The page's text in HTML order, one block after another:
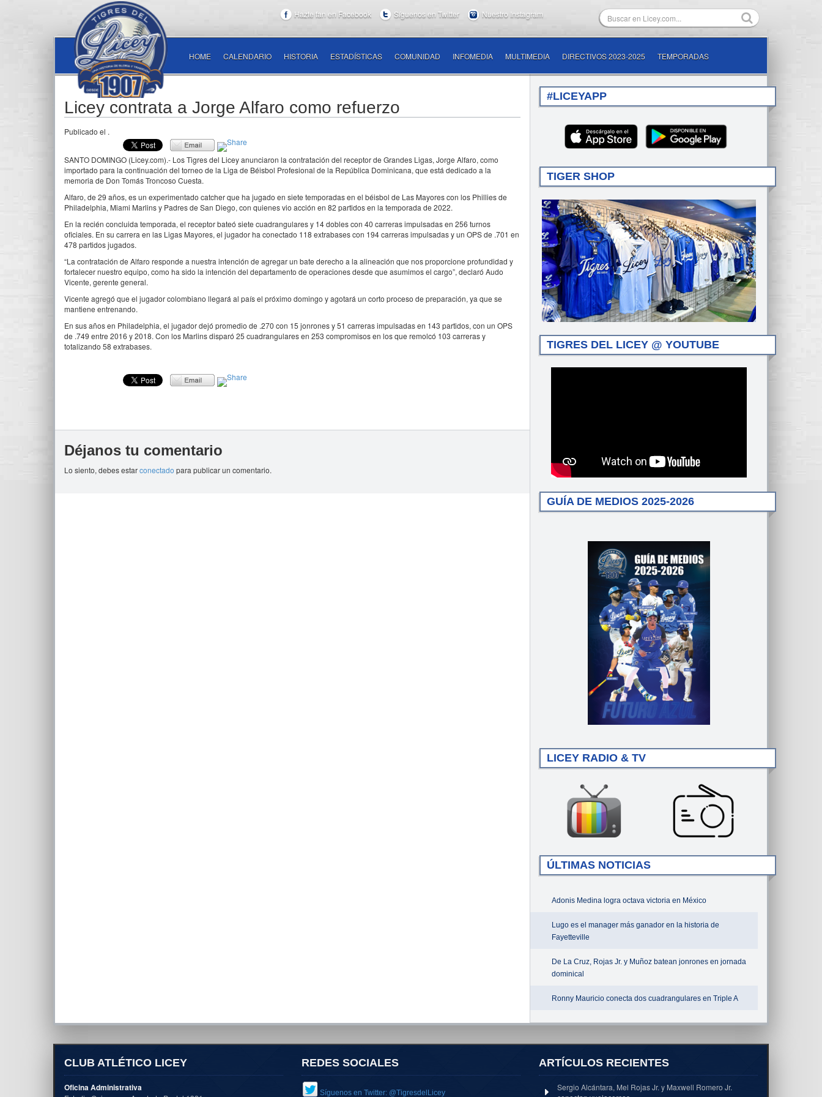
Hazte fan en Facebook Síguenos en Twitter Nuestro Instagram
HOME CALENDARIO HISTORIA ESTADÍSTICAS COMUNIDAD INFOMEDIA MULTIMEDIA DIRECTIVOS 2023-2025 TEMPORADAS
Licey contrata a Jorge Alfaro como refuerzo
Publicado el .
SANTO DOMINGO (Licey.com).- Los Tigres del Licey anunciaron la contratación del receptor de Grandes Ligas, Jorge Alfaro, como
importado para la continuación del torneo de la Liga de Béisbol Profesional de la República Dominicana, que está dedicado a la
memoria de Don Tomás Troncoso Cuesta.
Alfaro, de 29 años, es un experimentado catcher que ha jugado en siete temporadas en el béisbol de Las Mayores con los Phillies de
Philadelphia, Miami Marlins y Padres de San Diego, con quienes vio acción en 82 partidos en la temporada de 2022.
En la recién concluida temporada, el receptor bateó siete cuadrangulares y 14 dobles con 40 carreras impulsadas en 256 turnos
oficiales. En su carrera en las Ligas Mayores, el jugador ha conectado 118 extrabases con 194 carreras impulsadas y un OPS de .701 en
478 partidos jugados.
“La contratación de Alfaro responde a nuestra intención de agregar un bate derecho a la alineación que nos proporcione profundidad y
fortalecer nuestro equipo, como ha sido la intención del departamento de operaciones desde que asumimos el cargo”, declaró Audo
Vicente, gerente general.
Vicente agregó que el jugador colombiano llegará al país el próximo domingo y agotará un corto proceso de preparación, ya que se
mantiene entrenando.
En sus años en Philadelphia, el jugador dejó promedio de .270 con 15 jonrones y 51 carreras impulsadas en 143 partidos, con un OPS
de .749 entre 2016 y 2018. Con los Marlins disparó 25 cuadrangulares en 253 compromisos en los que remolcó 103 carreras y
totalizando 58 extrabases.
Déjanos tu comentario
Lo siento, debes estarconectado para publicar un comentario.
#LICEYAPP
TIGER SHOP
TIGRES DEL LICEY @ YOUTUBE
GUÍA DE MEDIOS 2025-2026
LICEY RADIO & TV
ÚLTIMAS NOTICIAS
Adonis Medina logra octava victoria en México
Lugo es el manager más ganador en la historia de
Fayetteville
De La Cruz, Rojas Jr. y Muñoz batean jonrones en jornada
dominical
Ronny Mauricio conecta dos cuadrangulares en Triple A
CLUB ATLÉTICO LICEY
Oficina Administrativa
REDES SOCIALES
Síguenos en Twitter: @TigresdelLicey
ARTÍCULOS RECIENTES
Sergio Alcántara, Mel Rojas Jr. y Maxwell Romero Jr.